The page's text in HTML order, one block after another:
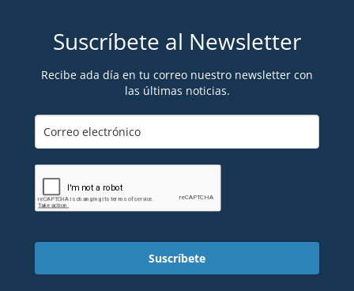
Suscríbete al Newsletter
Recibe ada día en tu correo nuestro newsletter con
las últimas noticias.
Suscríbete